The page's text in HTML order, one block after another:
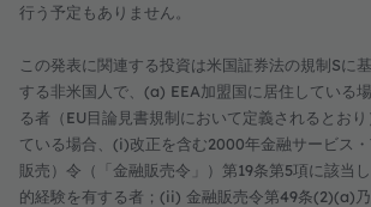
行う予定もありません。
この発表に関連する投資は米国証券法の規制Sに
する非米国人で、(a) EEA加盟国に居住している
る者（EU目論見書規制において定義されるとお
ている場合、(i)改正を含む2000年金融サービス
販売）令（「金融販売令」）第19条第5項に該当
的経験を有する者；(ii) 金融販売令第49条(2)(a)